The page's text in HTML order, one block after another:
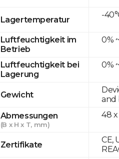
Lagertemperatur
Luftfeuchtigkeit im
Betrieb
Luftfeuchtigkeit bei
Lagerung
Gewicht
Abmessungen
(B x H x T, mm)
Zertifikate
-
0%
0%
and
48 x
CE,